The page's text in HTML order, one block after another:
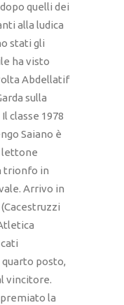
quelli dei
alla ludica
stati gli
ha visto
Abdellatif
sulla
classe 1978
Saiano è
lettone
trionfo in
Arrivo in
posto,
vincitore.
la